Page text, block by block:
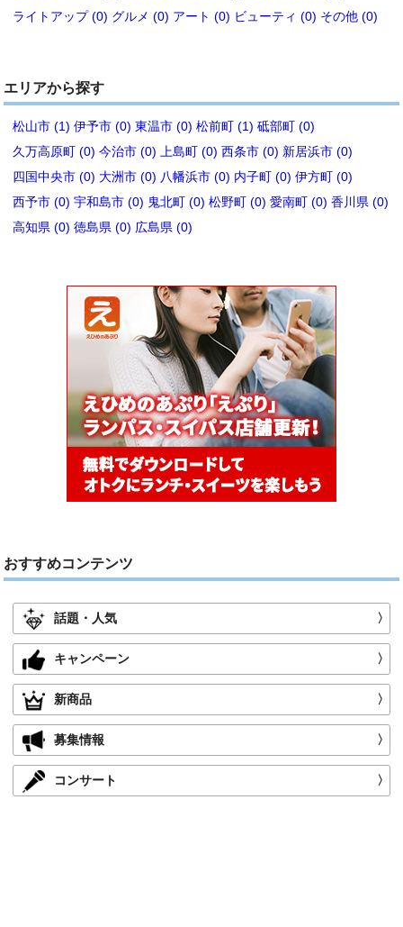
ライトアップ (0) グルメ (0) アート (0) ビューティ (0) その他 (0)
エリアから探す
松山市 (1) 伊予市 (0) 東温市 (0) 松前町 (1) 砥部町 (0)
久万高原町 (0) 今治市 (0) 上島町 (0) 西条市 (0) 新居浜市 (0)
四国中央市 (0) 大洲市 (0) 八幡浜市 (0) 内子町 (0) 伊方町 (0)
西予市 (0) 宇和島市 (0) 鬼北町 (0) 松野町 (0) 愛南町 (0) 香川県 (0)
高知県 (0) 徳島県 (0) 広島県 (0)
おすすめコンテンツ
話題・人気 〉
キャンペーン 〉
新商品 〉
募集情報 〉
コンサート 〉